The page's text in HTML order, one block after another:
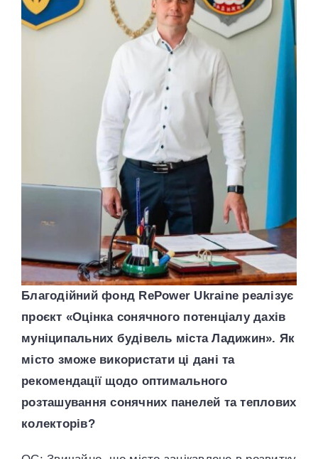
Благодійний фонд RePower Ukraine реалізує
проєкт «Оцінка сонячного потенціалу дахів
муніципальних будівель міста Ладижин». Як
місто зможе використати ці дані та
рекомендації щодо оптимального
розташування сонячних панелей та теплових
колекторів?